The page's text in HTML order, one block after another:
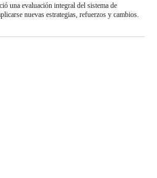
una evaluación integral del sistema de
nuevas estrategias, refuerzos y cambios.